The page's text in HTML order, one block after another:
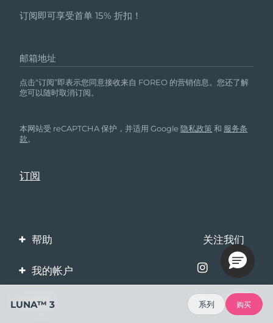
订阅即可享受首单 15% 折扣！
邮箱地址
点击“订阅”即表示您同意接收来自 FOREO 的营销信息。您还了解
您可以随时取消订阅。
本网站受 reCAPTCHA 保护，并适用 Google隐私政策 和 服务条
款。
帮助
联系我们
订单与运输
保修与退换货
关注我们
我的帐户
企业
LUNA™ 3 系列 购买